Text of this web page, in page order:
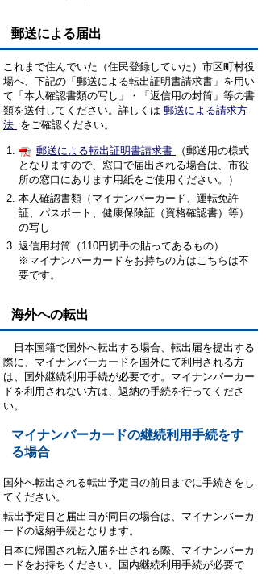
郵送による届出
これまで住んでいた（住民登録していた）市区町村役
場へ、下記の「郵送による転出証明書請求書」を用い
て「本人確認書類の写し」・「返信用の封筒」等の書
類を送付してください。詳しくは 郵送による請求方
法 をご確認ください。
郵送による転出証明書請求書
（郵送用の様式
となりますので、窓口で届出される場合は、市役
所の窓口にあります用紙をご使用ください。）
本人確認書類（マイナンバーカード、運転免許
証、パスポート、健康保険証（資格確認書）等）
の写し
返信用封筒（110円切手の貼ってあるもの）
※マイナンバーカードをお持ちの方はこちらは不
要です。
海外への転出
日本国籍で国外へ転出する場合、転出届を提出する
際に、マイナンバーカードを国外にて利用される方
は、国外継続利用手続が必要です。マイナンバーカー
ドを利用されない方は、返納の手続を行ってくださ
い。
マイナンバーカードの継続利用手続をす
る場合
国外へ転出される転出予定日の前日までに手続きをし
てください。
転出予定日と届出日が同日の場合は、マイナンバーカ
ードの返納手続となります。
日本に帰国され転入届を出される際、マイナンバーカ
ードをお持ちください。国内継続利用手続が必要で